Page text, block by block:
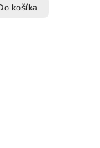
košíka